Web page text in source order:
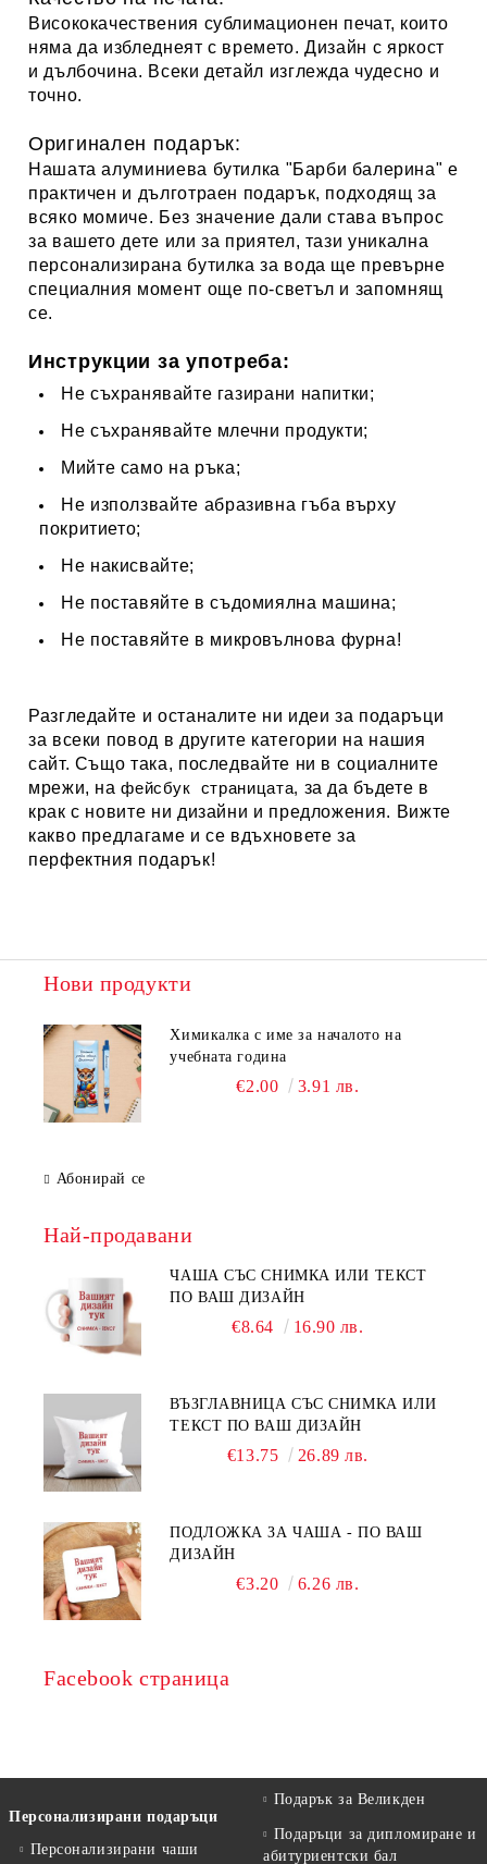
Висококачествения сублимационен печат, които
няма да избледнеят с времето. Дизайн с яркост
и дълбочина. Всеки детайл изглежда чудесно и
точно.
Оригинален подарък:
Нашата алуминиева бутилка "Барби балерина" е
практичен и дълготраен подарък, подходящ за
всяко момичe. Без значение дали става въпрос
за вашето дете или за приятел, тази уникална
персонализирана бутилка за вода ще превърне
специалния момент още по-светъл и запомнящ
се.
Инструкции за употреба:
Не съхранявайте газирани напитки;
Не съхранявайте млечни продукти;
Мийте само на ръка;
Не използвайте абразивна гъба върху
покритието;
Не накисвайте;
Не поставяйте в съдомиялна машина;
Не поставяйте в микровълнова фурна!
Разгледайте и останалите ни идеи за подаръци
за всеки повод в другите категории на нашия
сайт. Също така, последвайте ни в социалните
мрежи, на фейсбук страницата, за да бъдете в
крак с новите ни дизайни и предложения. Вижте
какво предлагаме и се вдъхновете за
перфектния подарък!
Нови продукти
Химикалка с име за началото на
учебната година
€2.00 3.91 лв.
Абонирай се
Най-продавани
ЧАША СЪС СНИМКА ИЛИ ТЕКСТ
ПО ВАШ ДИЗАЙН
€8.64 16.90 лв.
ВЪЗГЛАВНИЦА СЪС СНИМКА ИЛИ
ТЕКСТ ПО ВАШ ДИЗАЙН
€13.75 26.89 лв.
ПОДЛОЖКА ЗА ЧАША - ПО ВАШ
ДИЗАЙН
€3.20 6.26 лв.
Facebook страница
Персонализирани подаръци
Персонализирани чаши
Подарък за Великден
Подаръци за дипломиране и
абитуриентски бал